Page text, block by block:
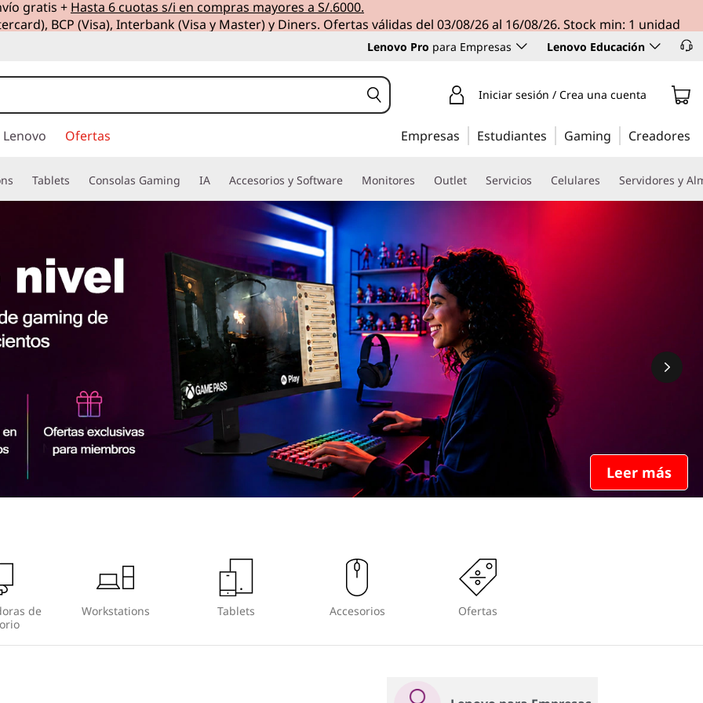
gratis + Hasta 6 cuotas s/i en compras mayores a S/.6000.
BCP (Visa), Interbank (Visa y Master) y Diners. Ofertas válidas del 03/08/26 al 16/08/26. Stock min: 1 unidad
Lenovo Pro para Empresas Lenovo Educación
Iniciar sesión / Crea una cuenta
Ofertas Empresas Estudiantes Gaming Creadores
Tablets Consolas Gaming IA Accesorios y Software Monitores Outlet Servicios Celulares Servidores y
Leer más
de
Workstations Tablets Accesorios Ofertas